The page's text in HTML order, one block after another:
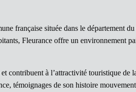
française située dans le département
Fleurance offre un environnement
contribuent à l’attractivité touristique
témoignages de son histoire